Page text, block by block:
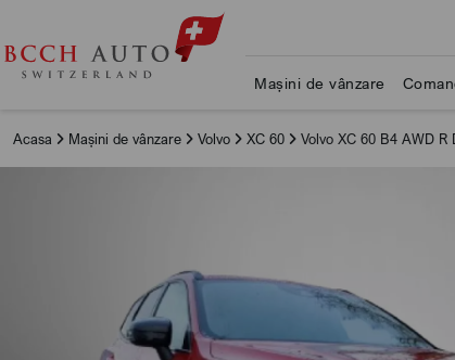
Mașini de vânzare
Acasa Mașini de vânzare Volvo XC 60 Volvo XC 60 B4 AWD R